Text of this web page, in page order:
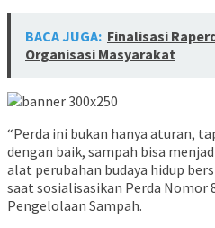
BACA JUGA: Finalisasi
Organisasi Masyarakat
“Perda ini bukan hanya aturan,
dengan baik, sampah bisa
alat perubahan budaya hidup
saat sosialisasikan Perda Nomor
Pengelolaan Sampah.